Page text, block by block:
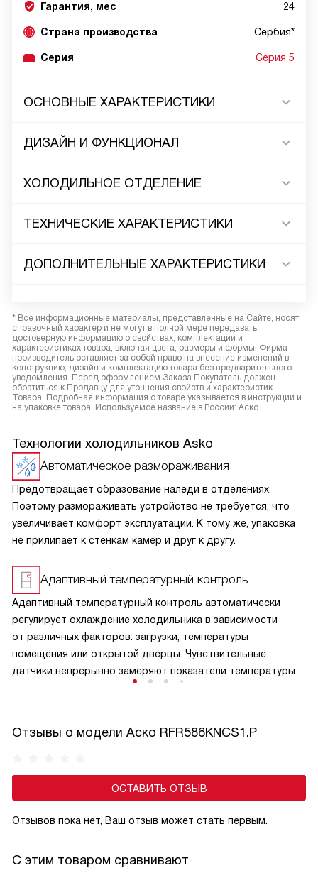
Гарантия, мес 24
Страна производства Сербия*
Серия Серия 5
ОСНОВНЫЕ ХАРАКТЕРИСТИКИ
ДИЗАЙН И ФУНКЦИОНАЛ
ХОЛОДИЛЬНОЕ ОТДЕЛЕНИЕ
ТЕХНИЧЕСКИЕ ХАРАКТЕРИСТИКИ
ДОПОЛНИТЕЛЬНЫЕ ХАРАКТЕРИСТИКИ
* Все информационные материалы, представленные на Сайте, носят
справочный характер и не могут в полной мере передавать
достоверную информацию о свойствах, комплектации и
характеристиках товара, включая цвета, размеры и формы. Фирма-
производитель оставляет за собой право на внесение изменений в
конструкцию, дизайн и комплектацию товара без предварительного
уведомления. Перед оформлением Заказа Покупатель должен
обратиться к Продавцу для уточнения свойств и характеристик
Товара. Подробная информация о товаре указывается в инструкции и
на упаковке товара. Используемое название в России: Аско
Технологии холодильников Asko
Автоматическое размораживания
Предотвращает образование наледи в отделениях.
Поэтому размораживать устройство не требуется, что
увеличивает комфорт эксплуатации. К тому же, упаковка
не прилипает к стенкам камер и друг к другу.
Адаптивный температурный контроль
Адаптивный температурный контроль автоматически
регулирует охлаждение холодильника в зависимости
от различных факторов: загрузки, температуры
помещения или открытой дверцы. Чувствительные
датчики непрерывно замеряют показатели температуры
микроклимата.
Отзывы о модели Аско RFR586KNCS1.P
ОСТАВИТЬ ОТЗЫВ
Отзывов пока нет, Ваш отзыв может стать первым.
С этим товаром сравнивают